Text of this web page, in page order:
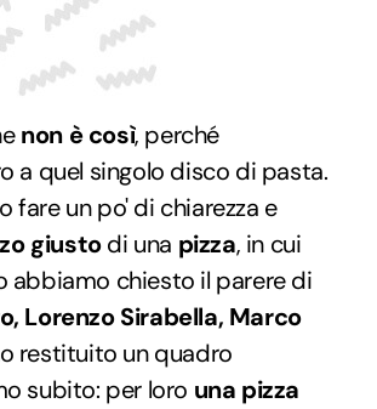
non è così, perché
a quel singolo disco di pasta.
fare un po' di chiarezza e
giustodi una pizza, in cui
abbiamo chiesto il parere di
Lorenzo Sirabella, Marco
restituito un quadro
subito: per loro una pizza